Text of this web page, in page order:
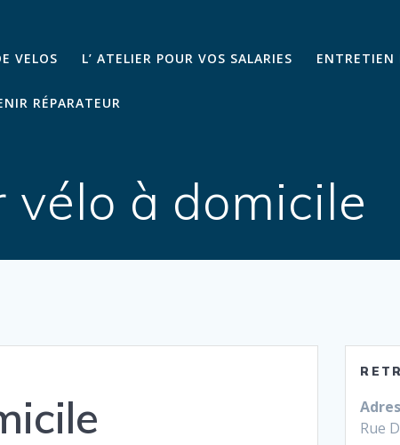
VELOS L’ ATELIER POUR VOS SALARIES ENTRETIEN
RÉPARATEUR
vélo à domicile
Rue